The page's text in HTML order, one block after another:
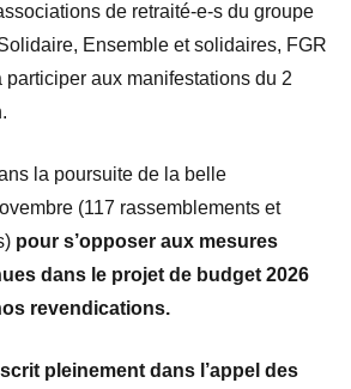
de retraité-e-s du groupe
Ensemble et solidaires, FGR
participer aux manifestations du 2
la poursuite de la belle
(117 rassemblements et
pour s’opposer aux mesures
dans le projet de budget 2026
revendications.
pleinement dans l’appel des